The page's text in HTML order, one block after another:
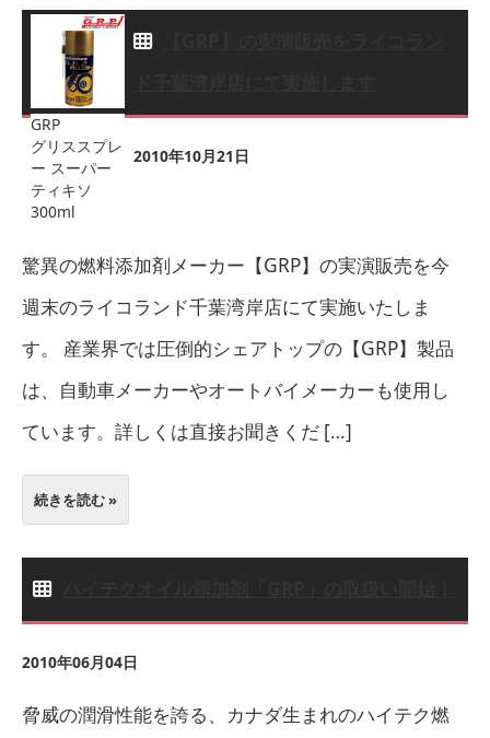
GRP
グリススプレ
ー スーパー
ティキソ
300ml
2010年10月21日
驚異の燃料添加剤メーカー【GRP】の実演販売を今
週末のライコランド千葉湾岸店にて実施いたしま
す。 産業界では圧倒的シェアトップの【GRP】製品
は、自動車メーカーやオートバイメーカーも使用し
ています。詳しくは直接お聞きくだ […]
続きを読む »
2010年06月04日
脅威の潤滑性能を誇る、カナダ生まれのハイテク燃